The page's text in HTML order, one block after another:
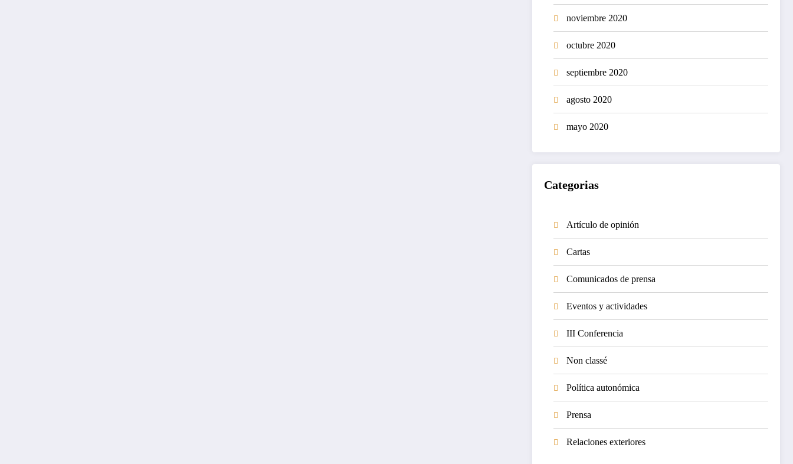
noviembre 2020
octubre 2020
septiembre 2020
agosto 2020
mayo 2020
Categorias
Artículo de opinión
Cartas
Comunicados de prensa
Eventos y actividades
III Conferencia
Non classé
Política autonómica
Prensa
Relaciones exteriores